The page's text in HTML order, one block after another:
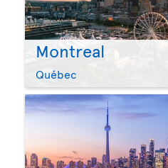
Montreal
Québec